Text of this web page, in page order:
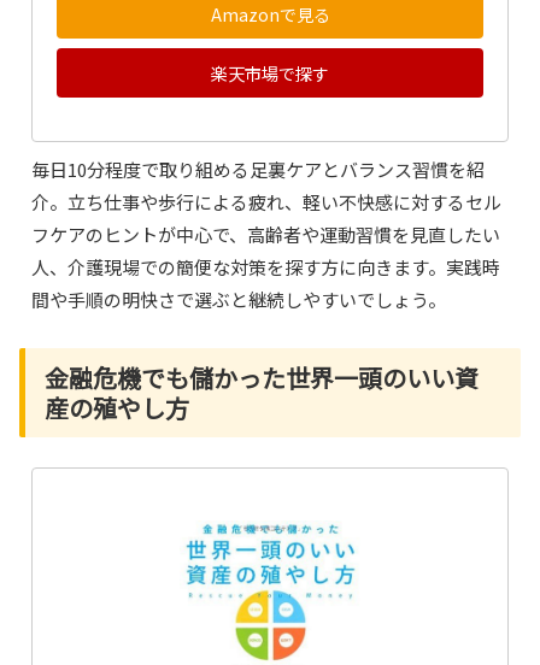
Amazonで見る
楽天市場で探す
毎日10分程度で取り組める足裏ケアとバランス習慣を紹
介。立ち仕事や歩行による疲れ、軽い不快感に対するセル
フケアのヒントが中心で、高齢者や運動習慣を見直したい
人、介護現場での簡便な対策を探す方に向きます。実践時
間や手順の明快さで選ぶと継続しやすいでしょう。
金融危機でも儲かった世界一頭のいい資
産の殖やし方